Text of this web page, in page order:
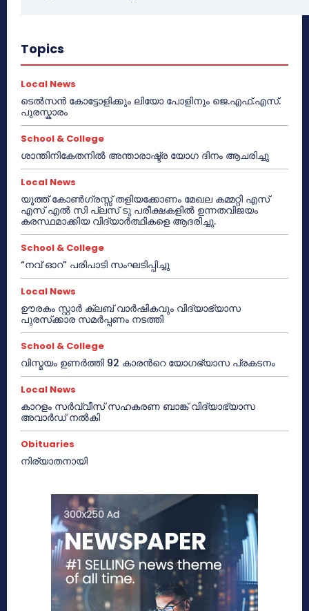
Topics
Local News
ടെൽസൻ കോട്ടോളിക്കും ലിയോ പോളിനും ജെ.എഫ്.എസ്.
പുരസ്കാരം
School & College
ശാന്തിനികേതനിൽ അന്താരാഷ്ട്ര യോഗ ദിനം ആചരിച്ചു
Local News
യൂത്ത് കോൺഗ്രസ്സ് തളിയക്കോണം മേഖല കമ്മറ്റി എസ്
എസ് എൽ സി പ്ലസ് ടു പരീക്ഷകളിൽ ഉന്നതവിജയം
കരസ്ഥമാക്കിയ വിദ്യാർത്ഥികളെ ആദരിച്ചു.
School & College
“നവ് ഓറ” പരിപാടി സംഘടിപ്പിച്ചു
Local News
ഊരകം സ്റ്റാർ ക്ലബ് വാർഷികവും വിദ്യാഭ്യാസ
പുരസ്‌ക്കാര സമർപ്പണം നടത്തി
School & College
വിസ്മയം ഉണർത്തി 92 കാരൻറെ യോഗഭ്യാസ പ്രകടനം
Local News
കാറളം സർവ്വീസ് സഹകരണ ബാങ്ക് വിദ്യാഭ്യാസ
അവാർഡ് നൽകി
Obituaries
നിര്യാതനായി